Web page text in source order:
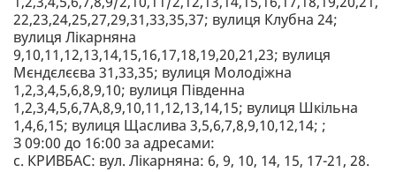
22,23,24,25,27,29,31,33,35,37; вулиця Клубна 24;
вулиця Лікарняна
9,10,11,12,13,14,15,16,17,18,19,20,21,23; вулиця
Мєндєлєєва 31,33,35; вулиця Молодіжна
1,2,3,4,5,6,8,9,10; вулиця Південна
1,2,3,4,5,6,7А,8,9,10,11,12,13,14,15; вулиця Шкільна
1,4,6,15; вулиця Щаслива 3,5,6,7,8,9,10,12,14; ;
З 09:00 до 16:00 за адресами:
с. КРИВБАС: вул. Лікарняна: 6, 9, 10, 14, 15, 17-21, 28.